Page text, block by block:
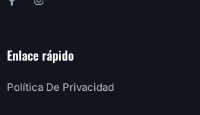
Enlace rápido
Política De Privacidad